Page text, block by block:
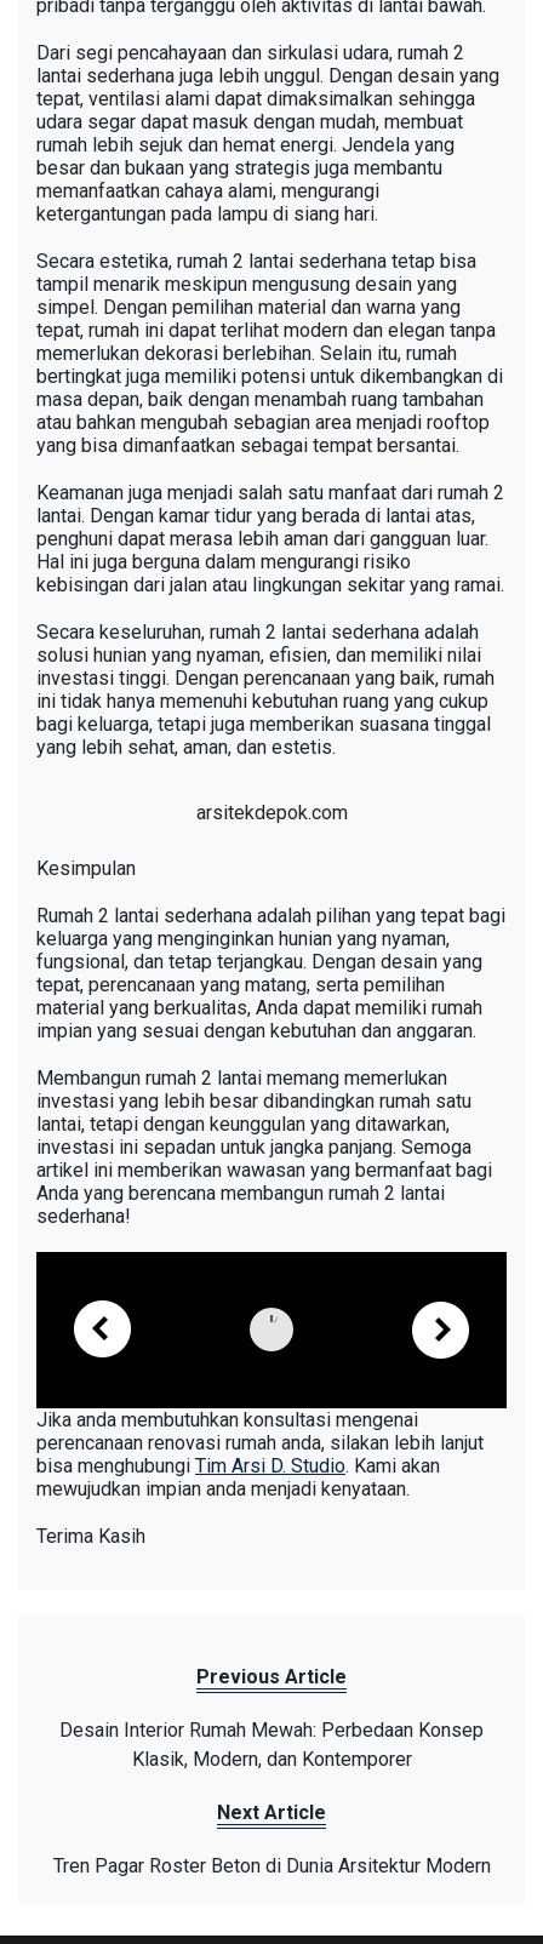
pribadi tanpa terganggu oleh aktivitas di lantai bawah.
Dari segi pencahayaan dan sirkulasi udara, rumah 2
lantai sederhana juga lebih unggul. Dengan desain yang
tepat, ventilasi alami dapat dimaksimalkan sehingga
udara segar dapat masuk dengan mudah, membuat
rumah lebih sejuk dan hemat energi. Jendela yang
besar dan bukaan yang strategis juga membantu
memanfaatkan cahaya alami, mengurangi
ketergantungan pada lampu di siang hari.
Secara estetika, rumah 2 lantai sederhana tetap bisa
tampil menarik meskipun mengusung desain yang
simpel. Dengan pemilihan material dan warna yang
tepat, rumah ini dapat terlihat modern dan elegan tanpa
memerlukan dekorasi berlebihan. Selain itu, rumah
bertingkat juga memiliki potensi untuk dikembangkan di
masa depan, baik dengan menambah ruang tambahan
atau bahkan mengubah sebagian area menjadi rooftop
yang bisa dimanfaatkan sebagai tempat bersantai.
Keamanan juga menjadi salah satu manfaat dari rumah 2
lantai. Dengan kamar tidur yang berada di lantai atas,
penghuni dapat merasa lebih aman dari gangguan luar.
Hal ini juga berguna dalam mengurangi risiko
kebisingan dari jalan atau lingkungan sekitar yang ramai.
Secara keseluruhan, rumah 2 lantai sederhana adalah
solusi hunian yang nyaman, efisien, dan memiliki nilai
investasi tinggi. Dengan perencanaan yang baik, rumah
ini tidak hanya memenuhi kebutuhan ruang yang cukup
bagi keluarga, tetapi juga memberikan suasana tinggal
yang lebih sehat, aman, dan estetis.
arsitekdepok.com
Kesimpulan
Rumah 2 lantai sederhana adalah pilihan yang tepat bagi
keluarga yang menginginkan hunian yang nyaman,
fungsional, dan tetap terjangkau. Dengan desain yang
tepat, perencanaan yang matang, serta pemilihan
material yang berkualitas, Anda dapat memiliki rumah
impian yang sesuai dengan kebutuhan dan anggaran.
Membangun rumah 2 lantai memang memerlukan
investasi yang lebih besar dibandingkan rumah satu
lantai, tetapi dengan keunggulan yang ditawarkan,
investasi ini sepadan untuk jangka panjang. Semoga
artikel ini memberikan wawasan yang bermanfaat bagi
Anda yang berencana membangun rumah 2 lantai
sederhana!
Jika anda membutuhkan konsultasi mengenai
perencanaan renovasi rumah anda, silakan lebih lanjut
bisa menghubungi Tim Arsi D. Studio. Kami akan
mewujudkan impian anda menjadi kenyataan.
Terima Kasih
Previous Article
Desain Interior Rumah Mewah: Perbedaan Konsep
Klasik, Modern, dan Kontemporer
Next Article
Tren Pagar Roster Beton di Dunia Arsitektur Modern